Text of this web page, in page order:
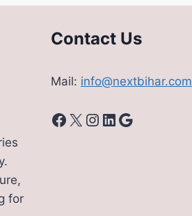
for
Contact Us
Mail: info@nextbihar.com
Facebook
X Instagram
LinkedIn
Google